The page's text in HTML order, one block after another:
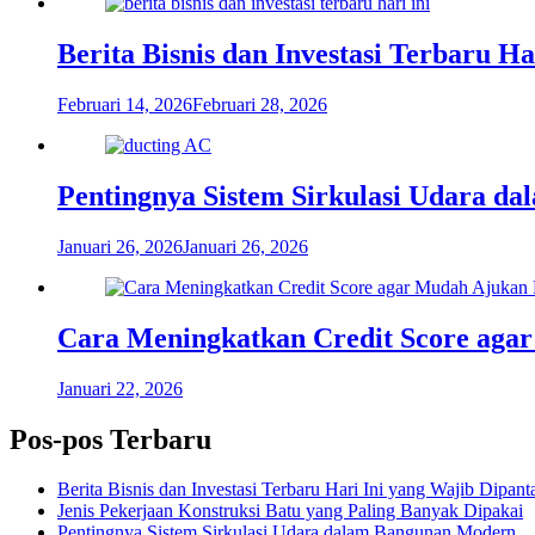
Berita Bisnis dan Investasi Terbaru
Februari 14, 2026Februari 28, 2026
Pentingnya Sistem Sirkulasi Udara
Januari 26, 2026Januari 26, 2026
Cara Meningkatkan Credit Score
Januari 22, 2026
Pos-pos Terbaru
Berita Bisnis dan Investasi Terbaru Hari Ini yang Wajib
Jenis Pekerjaan Konstruksi Batu yang Paling Banyak Dipakai